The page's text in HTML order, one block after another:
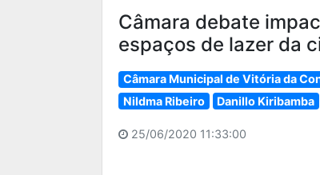
Câmara debate
espaços de lazer da
Câmara Municipal de Vitória da
Nildma Ribeiro
Danillo Kiribamba
25/06/2020 11:33:00